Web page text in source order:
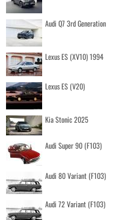
Audi Q7 3rd Generation
Lexus ES (XV10) 1994
Lexus ES (V20)
Kia Stonic 2025
Audi Super 90 (F103)
Audi 80 Variant (F103)
Audi 72 Variant (F103)